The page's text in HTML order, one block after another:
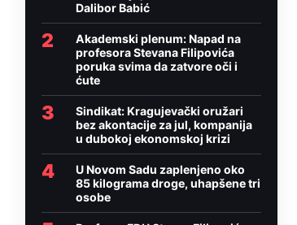
Dalibor Babić
2
Akademski plenum: Napad na
profesora Stevana Filipovića
poruka svima da zatvore oči i
ćute
3
Sindikat: Kragujevački oružari
bez akontacije za jul, kompanija
u dubokoj ekonomskoj krizi
4
U Novom Sadu zaplenjeno oko
85 kilograma droge, uhapšene tri
osobe